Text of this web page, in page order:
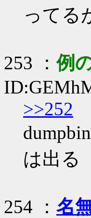
ってる
253 ：例
>>252
は出る
254 ： 名